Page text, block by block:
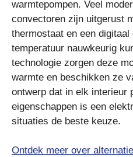
warmtepompen. Veel
convectoren zijn uitgerust
thermostaat en een
temperatuur nauwkeurig
technologie zorgen deze
warmte en beschikken ze
ontwerp dat in elk interieur
eigenschappen is een
situaties de beste keuze.
Ontdek meer over